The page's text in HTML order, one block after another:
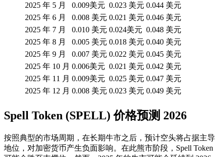
2025 年 5 月
0.009美元 0.023 美元 0.044 美元
2025 年 6 月
0.008 美元 0.021 美元 0.046 美元
2025 年 7 月
0.010 美元 0.024美元 0.048 美元
2025 年 8 月
0.005 美元 0.018 美元 0.040 美元
2025 年 9 月
0.007 美元 0.022 美元 0.045 美元
2025 年 10 月 0.006美元 0.021 美元 0.042 美元
2025 年 11 月 0.009美元 0.025 美元 0.047 美元
2025 年 12 月 0.008 美元 0.023 美元 0.049 美元
Spell Token (SPELL) 价格预测 2026
按照典型的市场周期，在长期牛市之后，预计空头将占据主导
地位，对加密货币产生负面影响。在此熊市阶段，Spell Token